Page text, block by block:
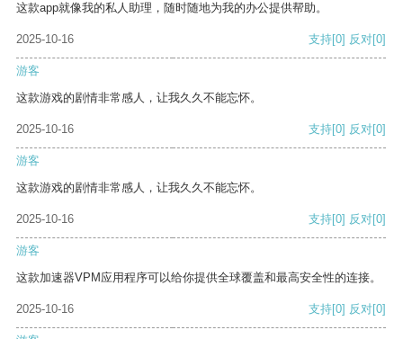
这款app就像我的私人助理，随时随地为我的办公提供帮助。
2025-10-16 支持[0] 反对[0]
游客
这款游戏的剧情非常感人，让我久久不能忘怀。
2025-10-16 支持[0] 反对[0]
游客
这款游戏的剧情非常感人，让我久久不能忘怀。
2025-10-16 支持[0] 反对[0]
游客
这款加速器VPM应用程序可以给你提供全球覆盖和最高安全性的连接。
2025-10-16 支持[0] 反对[0]